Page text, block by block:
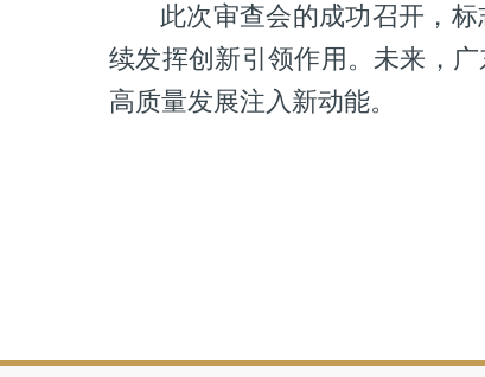
此次审查会的成功召开，
续发挥创新引领作用。未来，
高质量发展注入新动能。